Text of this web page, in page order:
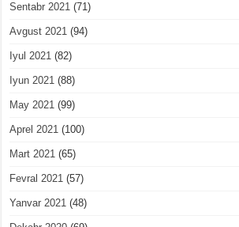
Sentabr 2021 (71)
Avgust 2021 (94)
Iyul 2021 (82)
Iyun 2021 (88)
May 2021 (99)
Aprel 2021 (100)
Mart 2021 (65)
Fevral 2021 (57)
Yanvar 2021 (48)